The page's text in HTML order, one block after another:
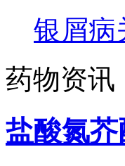
银屑病
药物资讯
盐酸氮